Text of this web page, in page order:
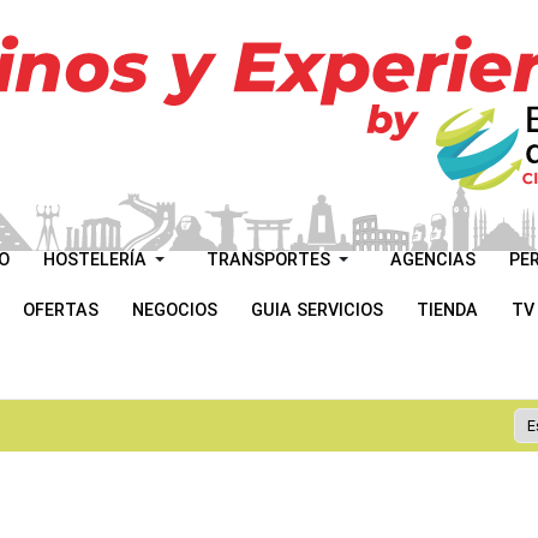
HOSTELERÍA TRANSPORTES AGENCIAS
OFERTAS NEGOCIOS GUIA SERVICIOS TIENDA TV